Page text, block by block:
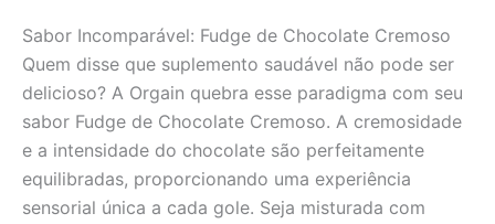
Sabor Incomparável: Fudge de Chocolate Cremoso
Quem disse que suplemento saudável não pode ser
delicioso? A Orgain quebra esse paradigma com seu
sabor Fudge de Chocolate Cremoso. A cremosidade
e a intensidade do chocolate são perfeitamente
equilibradas, proporcionando uma experiência
sensorial única a cada gole. Seja misturada com